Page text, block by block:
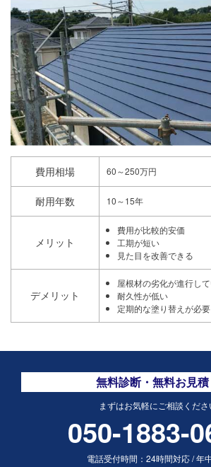
費用相場 60～250万円
耐用年数 10～15年
メリット
費用が比較的安価
工期が短い
見た目を改善できる
デメリット
屋根材の劣化が進行し
耐久性が低い
定期的な塗り替えが必要
無料診断・無料お見積
まずはお気軽にご相談くださ
050-1883-
電話受付時間： 24時間対応/年